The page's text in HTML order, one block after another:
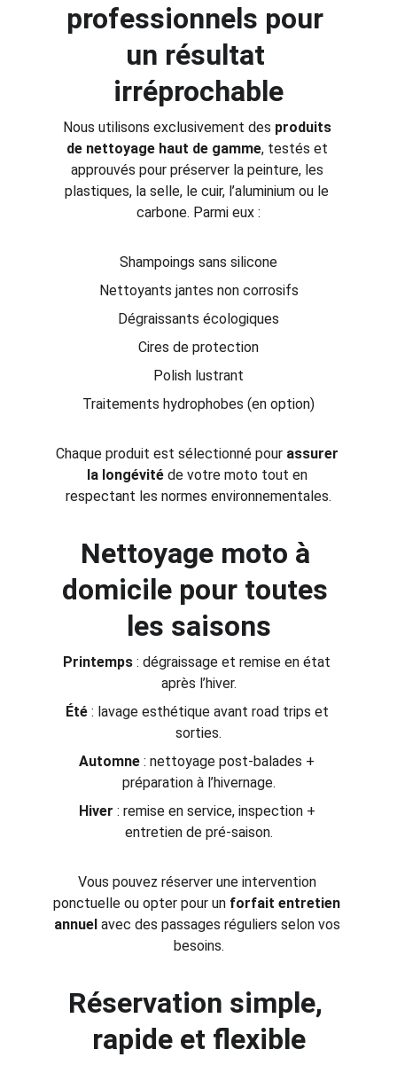
professionnels pour
un résultat
irréprochable
Nous utilisons exclusivement des produits
de nettoyage haut de gamme, testés et
approuvés pour préserver la peinture, les
plastiques, la selle, le cuir, l’aluminium ou le
carbone. Parmi eux :
Shampoings sans silicone
Nettoyants jantes non corrosifs
Dégraissants écologiques
Cires de protection
Polish lustrant
Traitements hydrophobes (en option)
Chaque produit est sélectionné pour assurer
la longévité de votre moto tout en
respectant les normes environnementales.
Nettoyage moto à
domicile pour toutes
les saisons
Printemps : dégraissage et remise en état
après l’hiver.
Été : lavage esthétique avant road trips et
sorties.
Automne : nettoyage post-balades +
préparation à l’hivernage.
Hiver : remise en service, inspection +
entretien de pré-saison.
Vous pouvez réserver une intervention
ponctuelle ou opter pour un forfait entretien
annuel avec des passages réguliers selon vos
besoins.
Réservation simple,
rapide et flexible